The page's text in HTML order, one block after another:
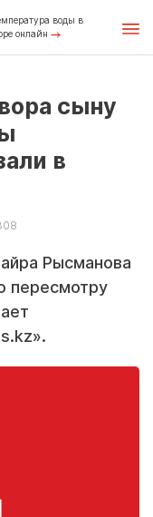
воды в
онлайн
сыну
в
Рысманова
пересмотру